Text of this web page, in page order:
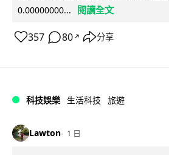
0.00000000...
閱讀全文
357 80 ↗ 分享
科技娛樂 生活科技 旅遊
Lawton 1 日